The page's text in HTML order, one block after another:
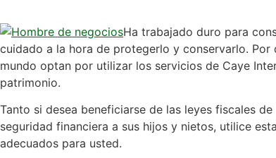
Ha trabajado duro para
cuidado a la hora de protegerlo y conservarlo.
mundo optan por utilizar los servicios de Caye
patrimonio.
Tanto si desea beneficiarse de las leyes fiscales
seguridad financiera a sus hijos y nietos, utilice
adecuados para usted.